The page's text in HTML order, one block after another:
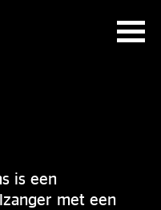
is een
met een